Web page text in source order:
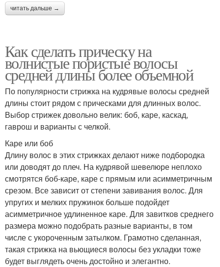
читать дальше →
Как сделать прическу на
волнистые пористые волосы
средней длины более объемной
По популярности стрижка на кудрявые волосы средней
длины стоит рядом с прическами для длинных волос.
Выбор стрижек довольно велик: боб, каре, каскад,
гаврош и варианты с челкой.
Каре или боб
Длину волос в этих стрижках делают ниже подбородка
или доводят до плеч. На кудрявой шевелюре неплохо
смотрятся боб-каре, каре с прямым или асимметричным
срезом. Все зависит от степени завивания волос. Для
упругих и мелких пружинок больше подойдет
асимметричное удлиненное каре. Для завитков среднего
размера можно подобрать разные варианты, в том
числе с укороченным затылком. Грамотно сделанная,
такая стрижка на вьющиеся волосы без укладки тоже
будет выглядеть очень достойно и элегантно.